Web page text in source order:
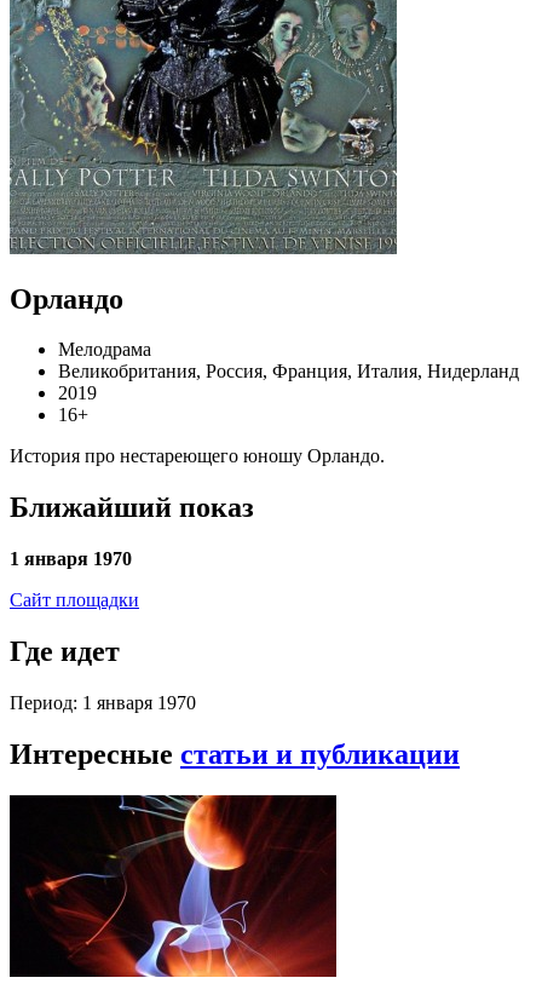
Орландо
Мелодрама
Великобритания, Россия, Франция, Италия, Нидерланд
2019
16+
История про нестареющего юношу Орландо.
Ближайший показ
1 января 1970
Сайт площадки
Где идет
Период: 1 января 1970
Интересные статьи и публикации